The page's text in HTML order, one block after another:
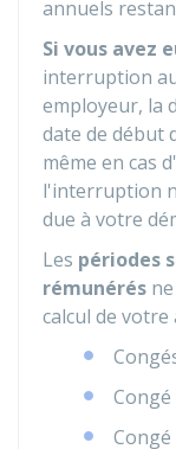
annuels
Si vous avez
interruption
employeur, la
date de début
même en cas
l'interruption
due à votre
Les périodes
rémunérés
calcul de votre